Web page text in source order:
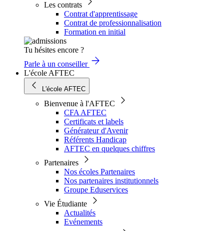
Les contrats
Contrat d'apprentissage
Contrat de professionnalisation
Formation en initial
Tu hésites encore ?
Parle à un conseiller
L'école AFTEC
L'école AFTEC
Bienvenue à l'AFTEC
CFA AFTEC
Certificats et labels
Générateur d'Avenir
Référents Handicap
AFTEC en quelques chiffres
Partenaires
Nos écoles Partenaires
Nos partenaires institutionnels
Groupe Eduservices
Vie Étudiante
Actualités
Evénements